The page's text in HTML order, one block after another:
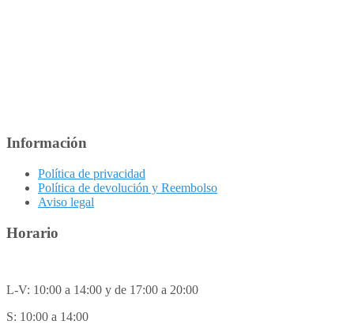
Información
Política de privacidad
Política de devolución y Reembolso
Aviso legal
Horario
L-V: 10:00 a 14:00 y de 17:00 a 20:00
S: 10:00 a 14:00